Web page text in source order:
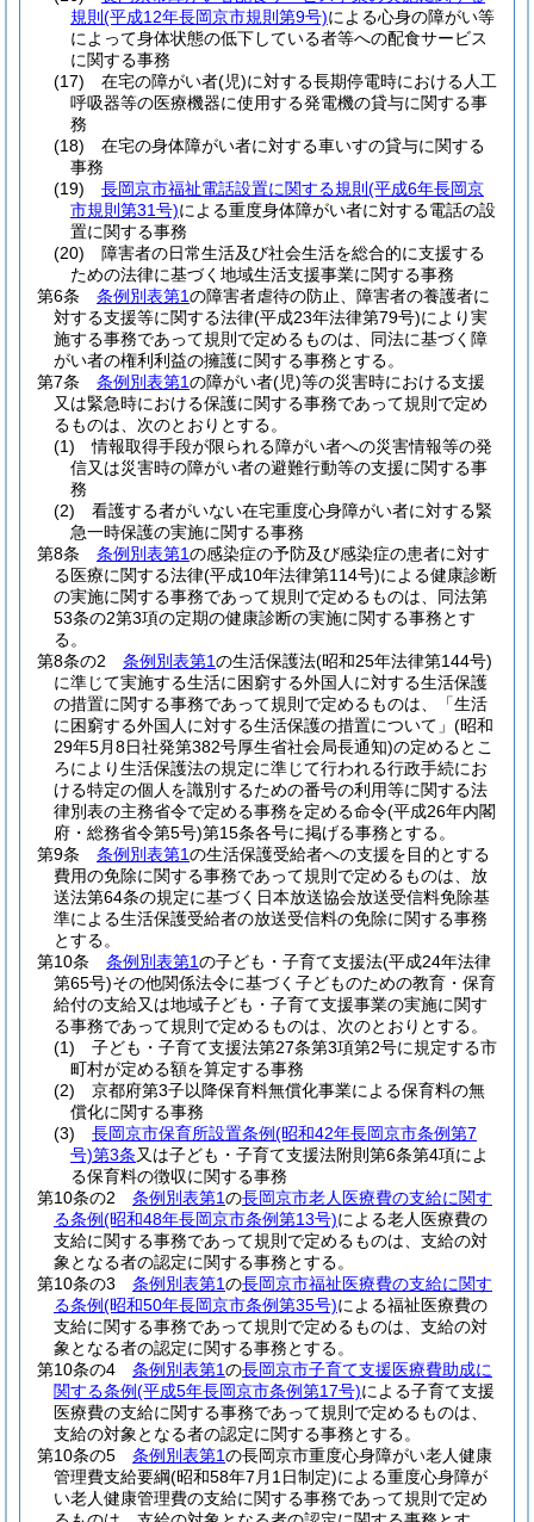
規則 (平成12年長岡京市規則第9号)による心身の障がい等
によって身体状態の低下している者等への配食サービス
に関する事務
(17)
在宅の障がい者(児)に対する長期停電時における人工
呼吸器等の医療機器に使用する発電機の貸与に関する事
務
(18)
在宅の身体障がい者に対する車いすの貸与に関する
事務
(19)
長岡京市福祉電話設置に関する規則 (平成6年長岡京
市規則第31号)による重度身体障がい者に対する電話の設
置に関する事務
(20)
障害者の日常生活及び社会生活を総合的に支援する
ための法律に基づく地域生活支援事業に関する事務
第6条
条例別表第1の障害者虐待の防止、障害者の養護者に
対する支援等に関する法律(平成23年法律第79号)により実
施する事務であって規則で定めるものは、同法に基づく障
がい者の権利利益の擁護に関する事務とする。
第7条
条例別表第1の障がい者(児)等の災害時における支援
又は緊急時における保護に関する事務であって規則で定め
るものは、次のとおりとする。
(1)
情報取得手段が限られる障がい者への災害情報等の発
信又は災害時の障がい者の避難行動等の支援に関する事
務
(2)
看護する者がいない在宅重度心身障がい者に対する緊
急一時保護の実施に関する事務
第8条
条例別表第1の感染症の予防及び感染症の患者に対す
る医療に関する法律(平成10年法律第114号)による健康診断
の実施に関する事務であって規則で定めるものは、同法第
53条の2第3項の定期の健康診断の実施に関する事務とす
る。
第8条の2
条例別表第1の生活保護法(昭和25年法律第144号)
に準じて実施する生活に困窮する外国人に対する生活保護
の措置に関する事務であって規則で定めるものは、「生活
に困窮する外国人に対する生活保護の措置について」 (昭和
29年5月8日社発第382号厚生省社会局長通知)の定めるとこ
ろにより生活保護法の規定に準じて行われる行政手続にお
ける特定の個人を識別するための番号の利用等に関する法
律別表の主務省令で定める事務を定める命令(平成26年内閣
府・総務省令第5号)第15条各号に掲げる事務とする。
第9条
条例別表第1の生活保護受給者への支援を目的とする
費用の免除に関する事務であって規則で定めるものは、放
送法第64条の規定に基づく日本放送協会放送受信料免除基
準による生活保護受給者の放送受信料の免除に関する事務
とする。
第10条
条例別表第1の子ども・子育て支援法(平成24年法律
第65号)その他関係法令に基づく子どものための教育・保育
給付の支給又は地域子ども・子育て支援事業の実施に関す
る事務であって規則で定めるものは、次のとおりとする。
(1)
子ども・子育て支援法第27条第3項第2号に規定する市
町村が定める額を算定する事務
(2)
京都府第3子以降保育料無償化事業による保育料の無
償化に関する事務
(3)
長岡京市保育所設置条例(昭和42年長岡京市条例第7
号)第3条又は子ども・子育て支援法附則第6条第4項によ
る保育料の徴収に関する事務
第10条の2
条例別表第1の長岡京市老人医療費の支給に関す
る条例(昭和48年長岡京市条例第13号)による老人医療費の
支給に関する事務であって規則で定めるものは、支給の対
象となる者の認定に関する事務とする。
第10条の3
条例別表第1の長岡京市福祉医療費の支給に関す
る条例(昭和50年長岡京市条例第35号)による福祉医療費の
支給に関する事務であって規則で定めるものは、支給の対
象となる者の認定に関する事務とする。
第10条の4
条例別表第1の長岡京市子育て支援医療費助成に
関する条例(平成5年長岡京市条例第17号)による子育て支援
医療費の支給に関する事務であって規則で定めるものは、
支給の対象となる者の認定に関する事務とする。
第10条の5
条例別表第1の長岡京市重度心身障がい老人健康
管理費支給要綱(昭和58年7月1日制定)による重度心身障が
い老人健康管理費の支給に関する事務であって規則で定め